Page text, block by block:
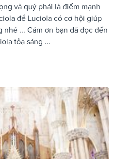
và quý phái là điểm mạnh
để Luciola có cơ hội giúp
... Cám ơn bạn đã đọc đến
tỏa sáng ...